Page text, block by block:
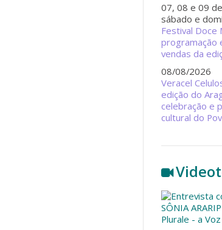
07, 08 e 09
sábado e
Festival Doce
programação
vendas da
08/08/2026
Veracel
edição do
celebração e
cultural do